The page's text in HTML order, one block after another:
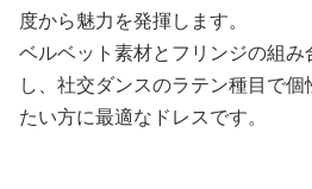
度から魅力を発揮します。
ベルベット素材とフリンジの組
し、社交ダンスのラテン種目で
たい方に最適なドレスです。